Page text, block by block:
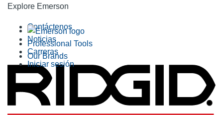
Explore Emerson
Professional Tools
Our Brands
Contáctenos
Noticias
Carreras
Iniciar sesión